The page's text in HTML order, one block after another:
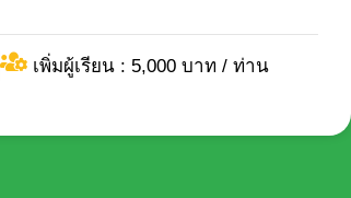
เพิ่มผู้เรียน : 5,000 บาท / ท่าน